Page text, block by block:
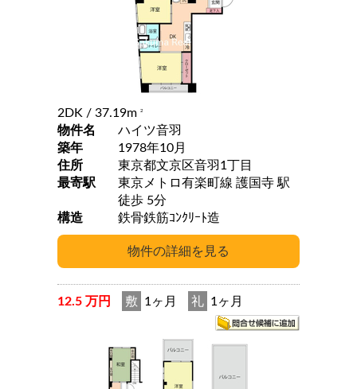
2DK / 37.19m 2
物件名
ハイツ音羽
築年
1978年10月
住所
東京都文京区音羽1丁目
最寄駅
東京メトロ有楽町線 護国寺 駅
徒歩 5分
構造
鉄骨鉄筋ｺﾝｸﾘｰﾄ造
12.5 万円 敷 1ヶ月 礼 1ヶ月